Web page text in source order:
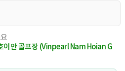
이안 골프장 (Vinpearl Nam Hoian G